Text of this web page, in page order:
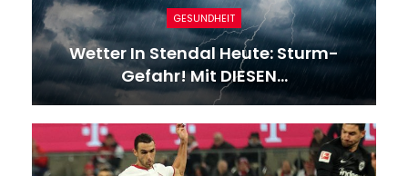
GESUNDHEIT
Wetter In Stendal Heute: Sturm-
Gefahr! Mit DIESEN…